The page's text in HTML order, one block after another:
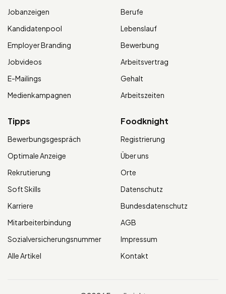
Jobanzeigen
Kandidatenpool
Employer Branding
Jobvideos
E-Mailings
Medienkampagnen
Berufe
Lebenslauf
Bewerbung
Arbeitsvertrag
Gehalt
Arbeitszeiten
Tipps
Bewerbungsgespräch
Optimale Anzeige
Rekrutierung
Soft Skills
Karriere
Mitarbeiterbindung
Sozialversicherungsnummer
Alle Artikel
Foodknight
Registrierung
Über uns
Orte
Datenschutz
Bundesdatenschutz
AGB
Impressum
Kontakt